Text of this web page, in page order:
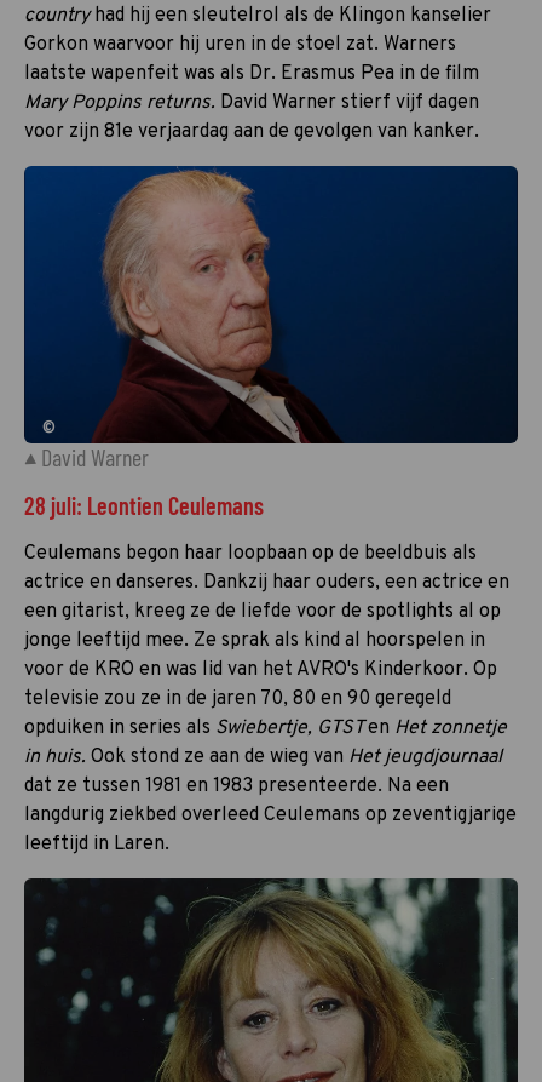
countryhad hij een sleutelrol als de Klingon kanselier
Gorkon waarvoor hij uren in de stoel zat. Warners
laatste wapenfeit was als Dr. Erasmus Pea in de film
Mary Poppins returns. David Warner stierf vijf dagen
voor zijn 81e verjaardag aan de gevolgen van kanker.
©
David Warner
28 juli: Leontien Ceulemans
Ceulemans begon haar loopbaan op de beeldbuis als
actrice en danseres. Dankzij haar ouders, een actrice en
een gitarist, kreeg ze de liefde voor de spotlights al op
jonge leeftijd mee. Ze sprak als kind al hoorspelen in
voor de KRO en was lid van het AVRO's Kinderkoor. Op
televisie zou ze in de jaren 70, 80 en 90 geregeld
opduiken in series als Swiebertje, GTSTen Het zonnetje
in huis. Ook stond ze aan de wieg van Het jeugdjournaal
dat ze tussen 1981 en 1983 presenteerde. Na een
langdurig ziekbed overleed Ceulemans op zeventigjarige
leeftijd in Laren.